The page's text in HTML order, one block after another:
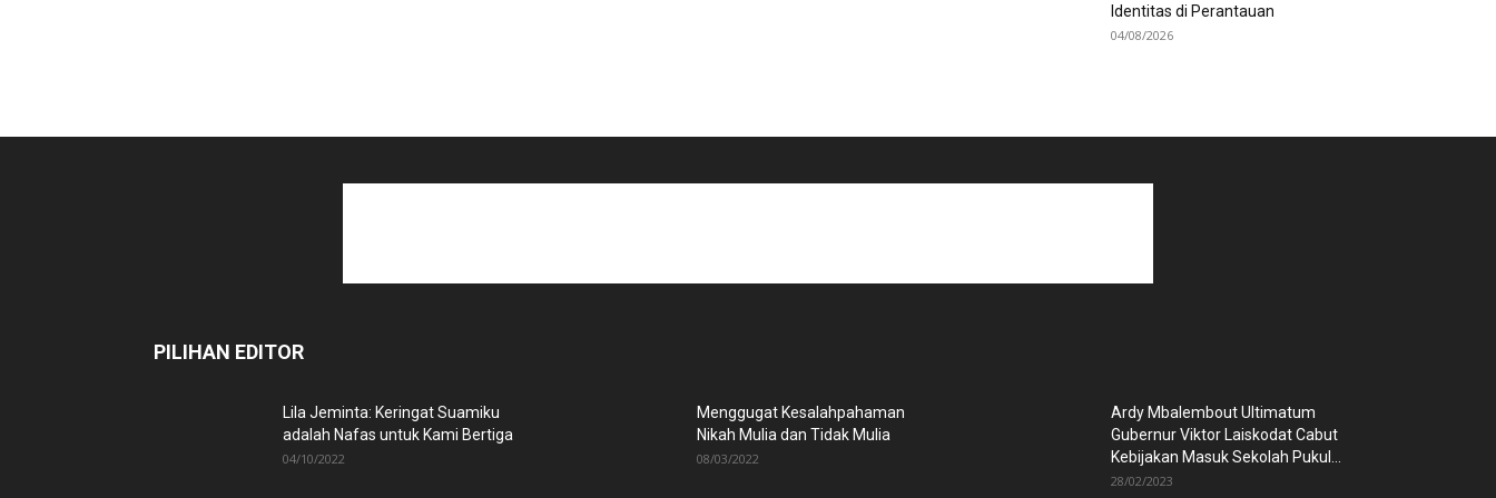
Identitas di Perantauan
04/08/2026
PILIHAN EDITOR
Lila Jeminta: Keringat Suamiku
adalah Nafas untuk Kami Bertiga
04/10/2022
Menggugat Kesalahpahaman
Nikah Mulia dan Tidak Mulia
08/03/2022
Ardy Mbalembout Ultimatum
Gubernur Viktor Laiskodat Cabut
Kebijakan Masuk Sekolah Pukul...
28/02/2023